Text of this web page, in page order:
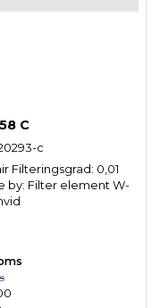
C
c
Filteringsgrad: 0,01
by: Filter element W-